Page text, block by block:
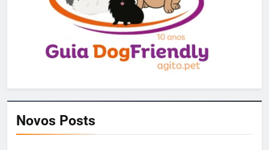
Novos Posts